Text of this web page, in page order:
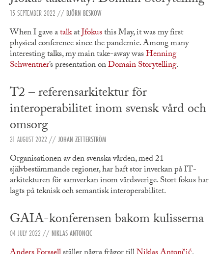
15 SEPTEMBER 2022 // BJÖRN BESKOW
When I gave atalkatJfokusthis May, it was my first
physical conference since the pandemic. Among many
interesting talks, my main take-away wasHenning
Schwentner’s presentation onDomain Storytelling.
T2 – referensarkitektur för
interoperabilitet inom svensk vård och
omsorg
31 AUGUST 2022 //JOHAN ZETTERSTRÖM
Organisationen av den svenska vården, med 21
självbestämmande regioner, har haft stor inverkan på IT-
arkitekturen för samverkan inom vårdsverige. Stort fokus har
lagts på teknisk och semantisk interoperabilitet.
GAIA-konferensen bakom kulisserna
04 JULY 2022 // NIKLAS ANTONCIC